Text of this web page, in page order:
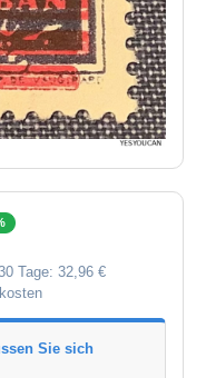
Tage: 32,96 €
Sie sich